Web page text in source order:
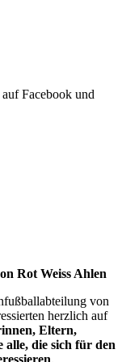
Facebook und
Rot Weiss Ahlen
von
herzlich auf
Eltern,
die sich für den